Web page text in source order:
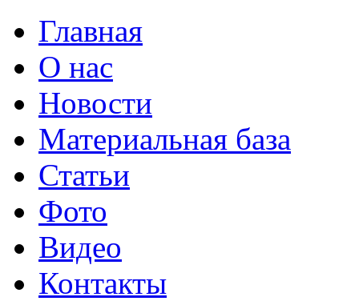
Главная
О нас
Новости
Материальная база
Статьи
Фото
Видео
Контакты